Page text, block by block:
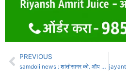
PREVIOUS
samdoli news : शांतीसागर को. ऑप के्रडीट सोसायटी समडोळीच्या चेअरमनपदी राजवर्धन पाटील